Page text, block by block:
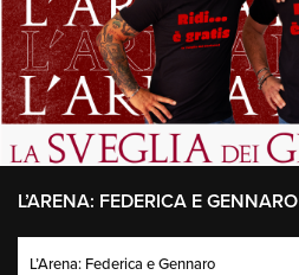
L’ARENA: FEDERICA E GENNARO
L’Arena: Federica e Gennaro